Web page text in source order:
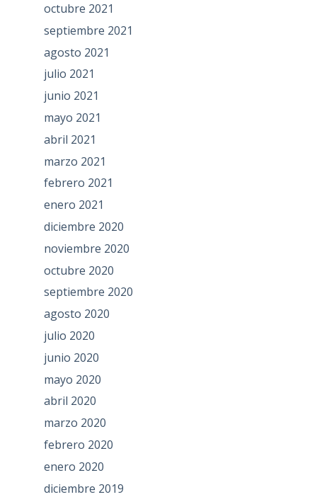
octubre 2021
septiembre 2021
agosto 2021
julio 2021
junio 2021
mayo 2021
abril 2021
marzo 2021
febrero 2021
enero 2021
diciembre 2020
noviembre 2020
octubre 2020
septiembre 2020
agosto 2020
julio 2020
junio 2020
mayo 2020
abril 2020
marzo 2020
febrero 2020
enero 2020
diciembre 2019